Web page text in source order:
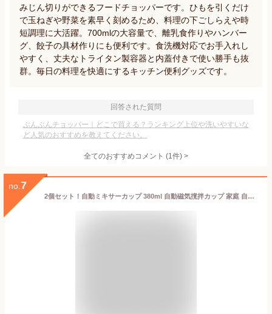
みじん切りができるフードチョッパーです。ひもを引くだけ
で玉ねぎや野菜を素早く刻めるため、料理の下ごしらえや時
短調理に大活躍。700mlの大容量で、離乳食作りやハンバー
グ、餃子の具材作りにも便利です。食洗機対応でお手入れし
やすく、丈夫なトライタン製容器と内蓋付きで使い勝手も抜
群。毎日の料理を快適にするキッチン便利グッズです。
回答された質問
ぶんぶんチョッパー｜どこで買える？ランキング上位や洗いやすいな
ど人気のおすすめを教えてください。
全てのおすすめコメント (1件) >
no. 7
2個セット！自動ミキサーカップ 380ml 自動磁気撹拌カップ 家庭 自動ミキサーカップ 電池式/充電式 自動攪拌マグカップ マグカップ 仕事 電動 自動かき混ぜカップ ステンレス 充電式 自動かき混ぜ ミキシングカップ ホットコーヒー アイスコーヒー 旅行ギフト お茶カップ